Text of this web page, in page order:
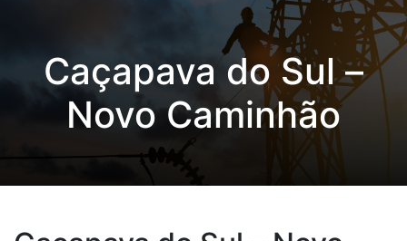
Caçapava do Sul –
Novo Caminhão